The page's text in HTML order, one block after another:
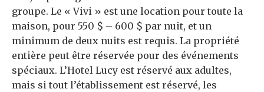
groupe. Le « Vivi » est une location pour toute la
maison, pour 550 $ – 600 $ par nuit, et un
minimum de deux nuits est requis. La propriété
entière peut être réservée pour des événements
spéciaux. L’Hotel Lucy est réservé aux adultes,
mais si tout l’établissement est réservé, les